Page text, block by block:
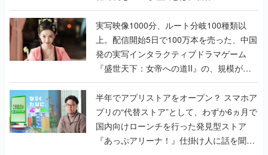
『TATSUJIN EXTREME』で初タッグを組
んだレジェンド2人に訊く開発秘話
実写映像1000分、ルート分岐100種類以
上。配信開始5日で100万本を売った、中国
発の実写インタラクティブドラマゲーム
『盛世天下：女帝への道II』の、規模が違
うこだわりをプロデューサーに聞いた
半年でアプリストアをオープン？ スマホア
プリの“代替ストア”として、わずか6ヵ月で
国内向けローンチを行った発見型ストア
『あっぷアリーナ！』仕掛け人に話を聞い